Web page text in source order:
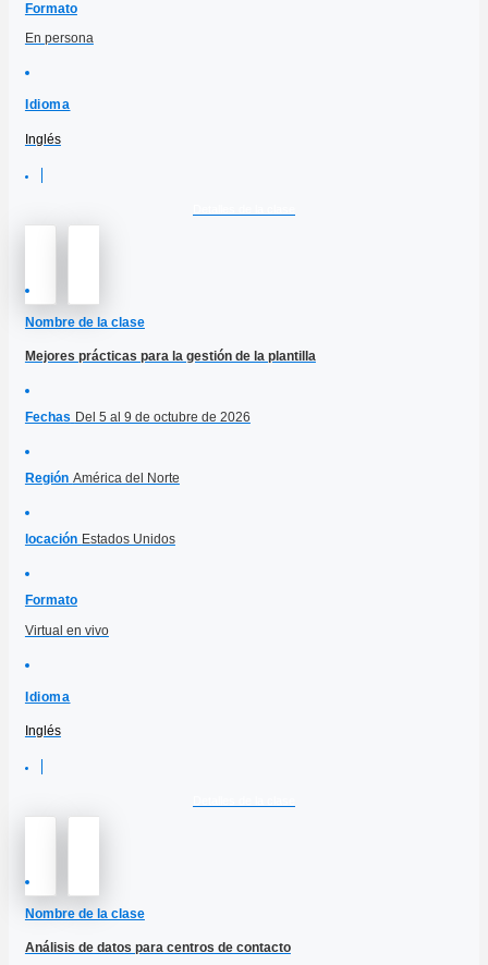
Formato
En persona
Idioma
Inglés
Nombre de la clase
Mejores prácticas para la gestión de la plantilla
Fechas Del 5 al 9 de octubre de 2026
Región América del Norte
locación Estados Unidos
Formato
Virtual en vivo
Idioma
Inglés
Nombre de la clase
Análisis de datos para centros de contacto